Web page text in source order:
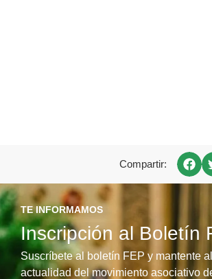
Compartir:
TE INFORMAMOS
Inscripción al Boletín
Suscríbete al boletín FEP y mantente
actualidad del movimiento asociativo